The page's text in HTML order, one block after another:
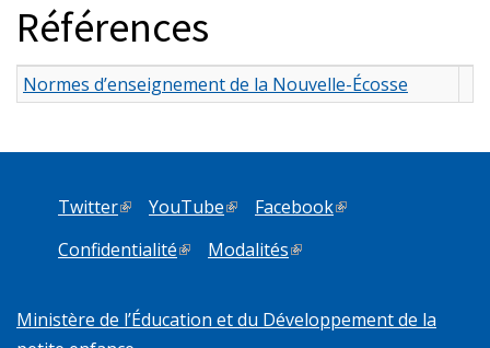
Références
Normes d’enseignement de la Nouvelle-Écosse
Twitter(link is external)
YouTube(link is external)
Facebook(link is external)
Confidentialité(link is external)
Modalités(link is external)
Ministère de l’Éducation et du Développement de la